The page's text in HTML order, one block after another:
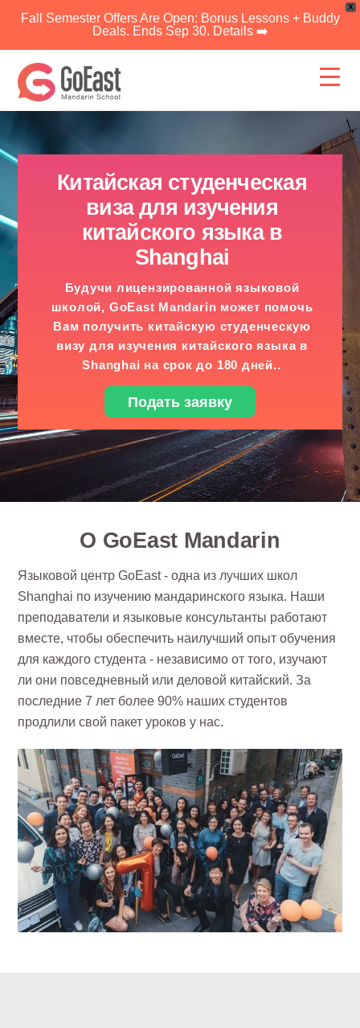
X
Fall Semester Offers Are Open: Bonus Lessons + Buddy
Deals. Ends Sep 30. Details ➡️
контенту
Китайская студенческая
виза для изучения
китайского языка в
Shanghai
Будучи лицензированной языковой
школой, GoEast Mandarin может помочь
Вам получить китайскую студенческую
визу для изучения китайского языка в
Shanghai на срок до 180 дней..
Подать заявку
О GoEast Mandarin
Языковой центр GoEast - одна из лучших школ
Shanghai по изучению мандаринского языка. Наши
преподаватели и языковые консультанты работают
вместе, чтобы обеспечить наилучший опыт обучения
для каждого студента - независимо от того, изучают
ли они повседневный или деловой китайский. За
последние 7 лет более 90% наших студентов
продлили свой пакет уроков у нас.